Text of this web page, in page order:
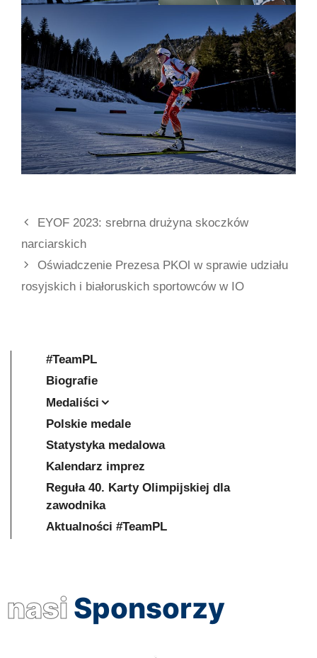
EYOF 2023: srebrna drużyna skoczków
narciarskich
Oświadczenie Prezesa PKOl w sprawie udziału
rosyjskich i białoruskich sportowców w IO
#TeamPL
Biografie
Medaliści
Polskie medale
Statystyka medalowa
Kalendarz imprez
Reguła 40. Karty Olimpijskiej dla
zawodnika
Aktualności #TeamPL
nasi Sponsorzy